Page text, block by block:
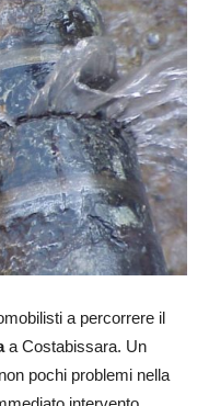
a percorrere il
a Costabissara. Un
pochi problemi nella